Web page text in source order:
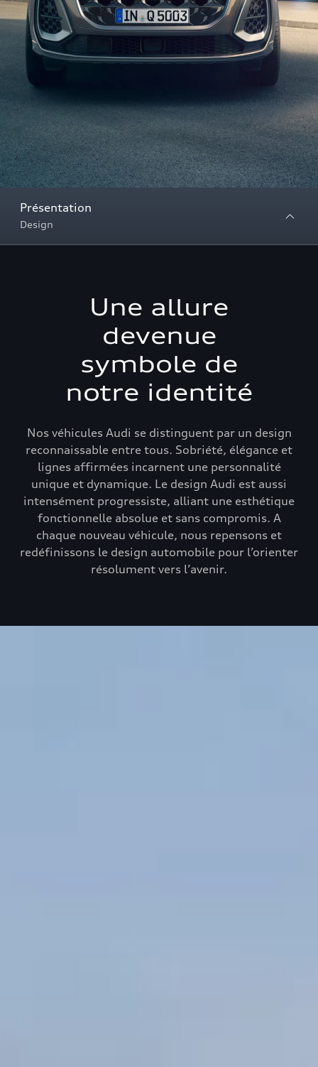
Présentation
Design
Une allure
devenue
symbole de
notre identité
Nos véhicules Audi se distinguent par un design
reconnaissable entre tous. Sobriété, élégance et
lignes affirmées incarnent une personnalité
unique et dynamique. Le design Audi est aussi
intensément progressiste, alliant une esthétique
fonctionnelle absolue et sans compromis. A
chaque nouveau véhicule, nous repensons et
redéfinissons le design automobile pour l’orienter
résolument vers l’avenir.